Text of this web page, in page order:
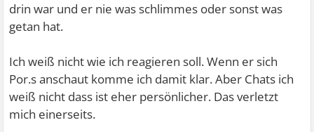
drin war und er nie was schlimmes oder sonst was
getan hat.
Ich weiß nicht wie ich reagieren soll. Wenn er sich
Por.s anschaut komme ich damit klar. Aber Chats ich
weiß nicht dass ist eher persönlicher. Das verletzt
mich einerseits.